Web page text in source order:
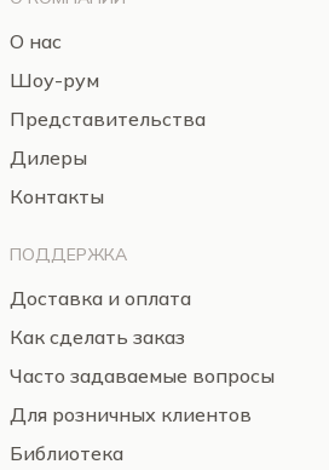
О нас
Шоу-рум
Представительства
Дилеры
Контакты
ПОДДЕРЖКА
Доставка и оплата
Как сделать заказ
Часто задаваемые вопросы
Для розничных клиентов
Библиотека